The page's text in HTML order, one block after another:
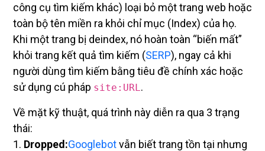
công cụ tìm kiếm khác) loại bỏ một trang web hoặc
toàn bộ tên miền ra khỏi chỉ mục (Index) của họ.
Khi một trang bị deindex, nó hoàn toàn “biến mất”
khỏi trang kết quả tìm kiếm (SERP), ngay cả khi
người dùng tìm kiếm bằng tiêu đề chính xác hoặc
sử dụng cú pháp site:URL.
Về mặt kỹ thuật, quá trình này diễn ra qua 3 trạng
thái:
1. Dropped:Googlebotvẫn biết trang tồn tại nhưng